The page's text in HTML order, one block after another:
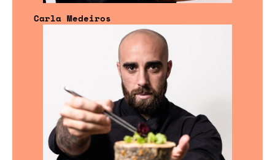
Carla Medeiros